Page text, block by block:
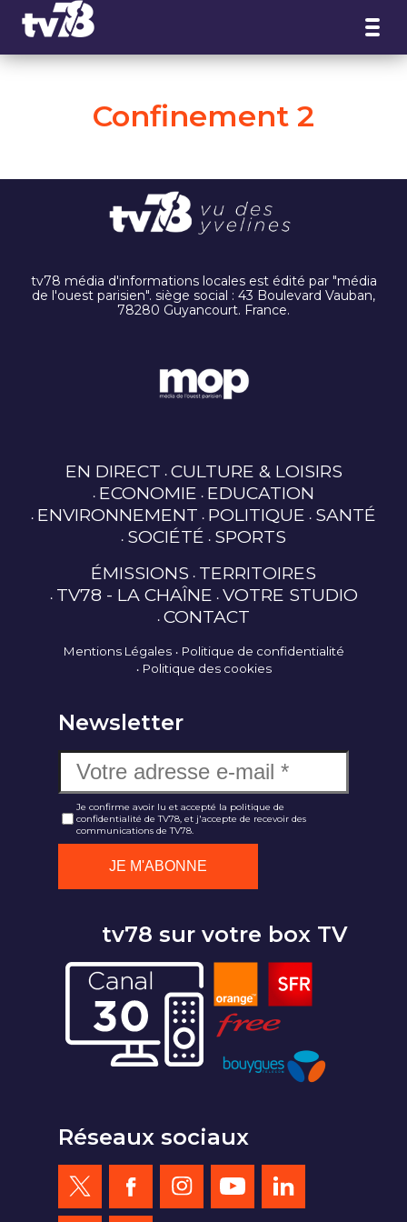
Confinement 2
tv78 média d'informations locales est édité par "média
de l'ouest parisien". siège social : 43 Boulevard Vauban,
78280 Guyancourt. France.
EN DIRECT CULTURE & LOISIRS
ECONOMIE EDUCATION
ENVIRONNEMENT POLITIQUE SANTÉ
SOCIÉTÉ SPORTS
ÉMISSIONS TERRITOIRES
TV78 - LA CHAÎNE VOTRE STUDIO
CONTACT
Mentions Légales
Politique de confidentialité
Politique des cookies
Newsletter
Je confirme avoir lu et accepté la politique de
confidentialité de TV78, et j'accepte de recevoir des
communications de TV78.
tv78 sur votre box TV
Réseaux sociaux
Panneau de gestion des cookies